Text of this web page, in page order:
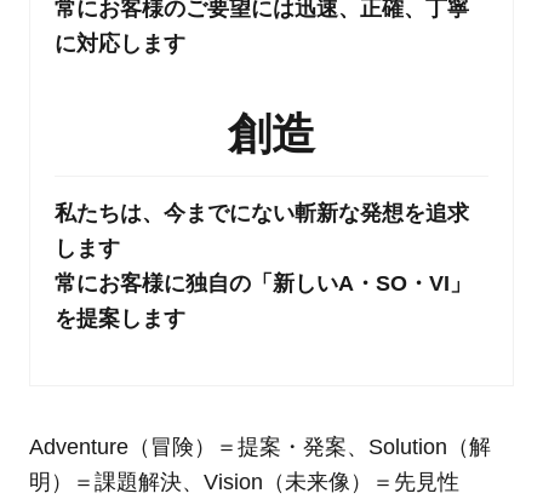
常にお客様のご要望には迅速、正確、丁寧
に対応します
創造
私たちは、今までにない斬新な発想を追求
します
常にお客様に独自の「新しいA・SO・VI」
を提案します
Adventure（冒険）＝提案・発案、Solution（解
明）＝課題解決、Vision（未来像）＝先見性